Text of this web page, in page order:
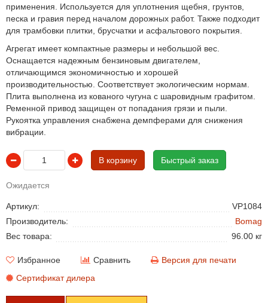
применения. Используется для уплотнения щебня, грунтов,
песка и гравия перед началом дорожных работ. Также подходит
для трамбовки плитки, брусчатки и асфальтового покрытия.
Агрегат имеет компактные размеры и небольшой вес.
Оснащается надежным бензиновым двигателем,
отличающимся экономичностью и хорошей
производительностью. Соответствует экологическим нормам.
Плита выполнена из кованого чугуна с шаровидным графитом.
Ременной привод защищен от попадания грязи и пыли.
Рукоятка управления снабжена демпферами для снижения
вибрации.
В корзину Быстрый заказ
Ожидается
Артикул:
VP1084
Производитель:
Bomag
Вес товара:
96.00 кг
Избранное Сравнить
Версия для печати
Сертификат дилера